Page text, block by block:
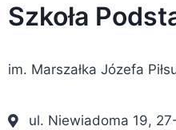
Szkoła
im. Marszałka Józefa
ul. Niewiadoma 19,